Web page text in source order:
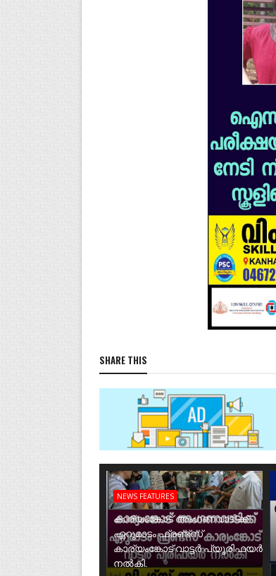
SHARE THIS
NEWS FEATURES
കാര്യംങ്കോട് അംഗണവാടിക്ക്
ഏറുമാടം ഫ്രണ്ട്സ്
കാര്യംങ്കോട് വാട്ടർ പ്യൂരിഫയർ
നൽകി.